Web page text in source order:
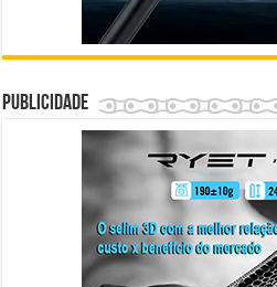
Publicidade